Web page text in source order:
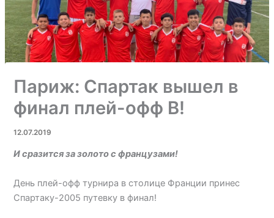
Париж: Спартак вышел в
финал плей-офф В!
12.07.2019
И сразится за золото с французами!
День плей-офф турнира в столице Франции принес
Спартаку-2005 путевку в финал!